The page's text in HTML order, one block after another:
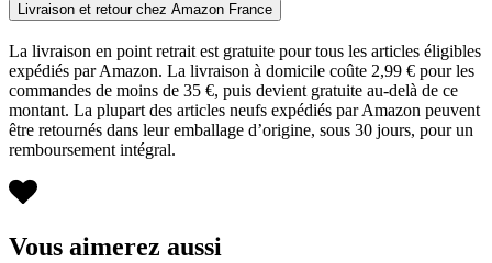
Livraison et retour chez Amazon France
La livraison en point retrait est gratuite pour tous les articles éligibles
expédiés par Amazon. La livraison à domicile coûte 2,99 € pour les
commandes de moins de 35 €, puis devient gratuite au-delà de ce
montant. La plupart des articles neufs expédiés par Amazon peuvent
être retournés dans leur emballage d’origine, sous 30 jours, pour un
remboursement intégral.
Vous aimerez aussi